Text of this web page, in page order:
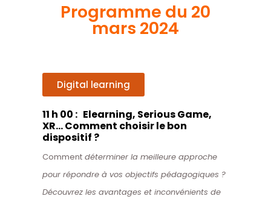
Programme du 20
mars 2024
Digital learning
11 h 00 : Elearning, Serious Game,
XR… Comment choisir le bon
dispositif ?
Comment déterminer la meilleure approche
pour répondre à vos objectifs pédagogiques ?
Découvrez les avantages et inconvénients de